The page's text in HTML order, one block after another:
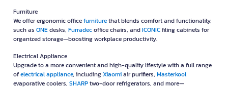
Furniture
We offer ergonomic officefurniturethat blends comfort and functionality,
such as ONEdesks, Furradecoffice chairs, andICONICfiling cabinets for
organized storage—boosting workplace productivity.
Electrical Appliance
Upgrade to a more convenient and high-quality lifestyle with a full range
ofelectrical appliance, includingXiaomiair purifiers, Masterkool
evaporative coolers, SHARPtwo-door refrigerators, and more—